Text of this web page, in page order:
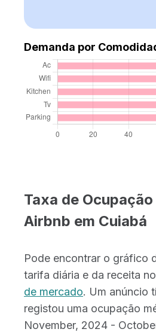
Demanda por
Taxa de
Airbnb em Cuiabá
Pode encontrar o gráfico
tarifa diária e da receita no
de mercado. Um anúncio
registou uma ocupação
November, 2024 -